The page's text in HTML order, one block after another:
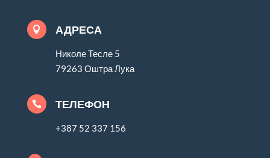
 АДРЕСА
Николе Тесле 5
79263 Оштра Лука
 ТЕЛЕФОН
+387 52 337 156